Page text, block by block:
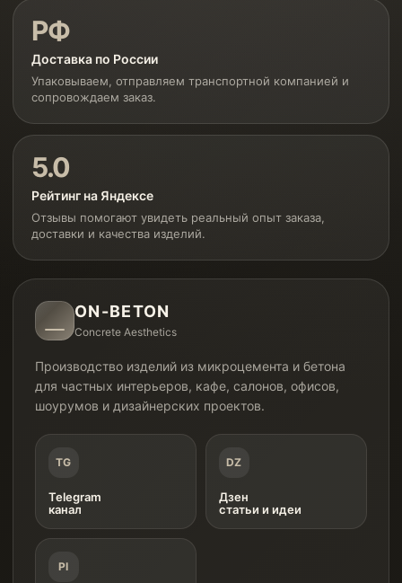
РФ
Доставка по России
Упаковываем, отправляем транспортной компанией и
сопровождаем заказ.
5.0
Рейтинг на Яндексе
Отзывы помогают увидеть реальный опыт заказа,
доставки и качества изделий.
ON-BETON
Concrete Aesthetics
Производство изделий из микроцемента и бетона
для частных интерьеров, кафе, салонов, офисов,
шоурумов и дизайнерских проектов.
TG
Telegram
канал
DZ
Дзен
статьи и идеи
PI